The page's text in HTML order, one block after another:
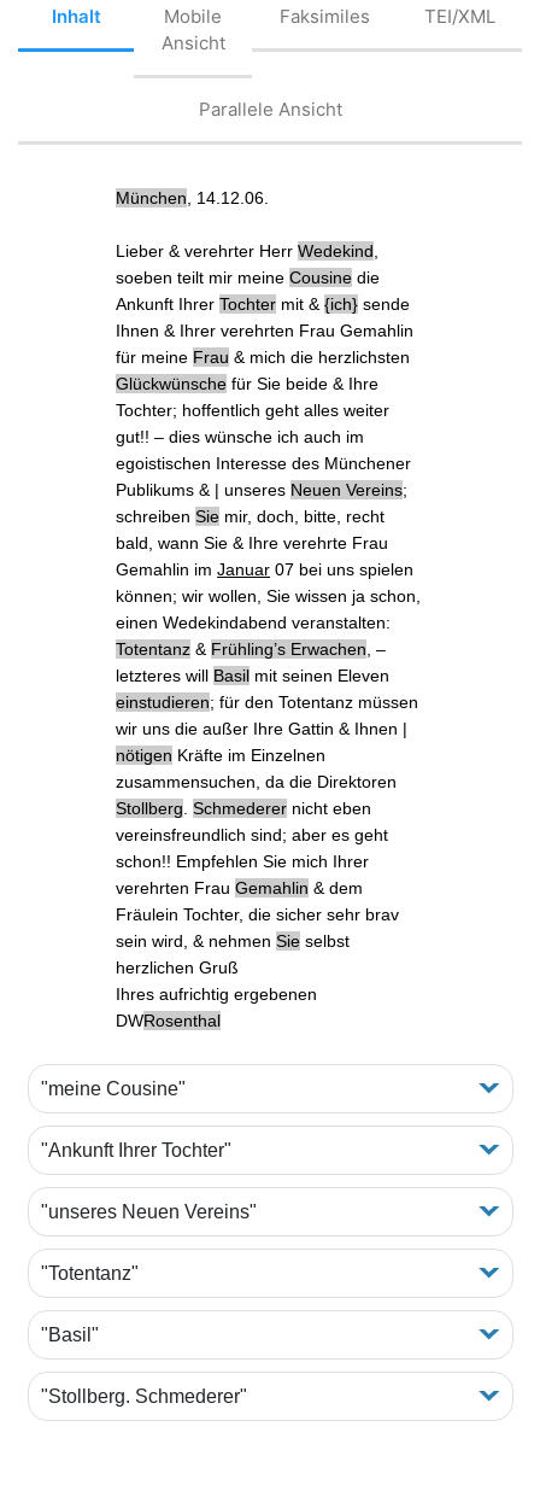
Inhalt
Mobile
Ansicht
Faksimiles TEI/XML
Parallele Ansicht
München , 14.12.06.
Lieber & verehrter HerrWedekind
soeben teilt mir meineCousine die
Ankunft IhrerTochter mit & ich sende
Ihnen & Ihrer verehrten Frau Gemahlin
für meine Frau & mich die herzlichsten
Glückwünsche für Sie beide & Ihre
Tochter; hoffentlich geht alles weiter
gut!! – dies wünsche ich auch im
egoistischen Interesse des Münchener
Publikums & |unseres Neuen Vereins;
schreibenSie mir, doch, bitte, recht
bald, wann Sie & Ihre verehrte Frau
Gemahlin imJanuar 07 bei uns spielen
können; wir wollen, Sie wissen ja schon,
einen Wedekindabend veranstalten:
Totentanz & Frühling’s Erwachen , –
letzteres will Basil mit seinen Eleven
einstudieren; für den Totentanz müssen
wir uns die außer Ihre Gattin & Ihnen |
nötigen Kräfte im Einzelnen
zusammensuchen, da die Direktoren
Stollberg .Schmederer nicht eben
vereinsfreundlich sind; aber es geht
schon!! Empfehlen Sie mich Ihrer
verehrten FrauGemahlin & dem
Fräulein Tochter, die sicher sehr brav
sein wird, & nehmenSie selbst
herzlichen Gruß
Ihres aufrichtig ergebenen
DWRosenthal
"meine Cousine"
"Ankunft Ihrer Tochter"
"unseres Neuen Vereins"
"Totentanz"
"Basil"
"Stollberg. Schmederer"